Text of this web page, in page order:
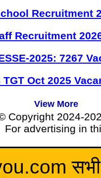
Recruitment
Recruitment
2025: 7267
TGT Oct 2025
View More
Copyright 2024-
For advertising in
सभी